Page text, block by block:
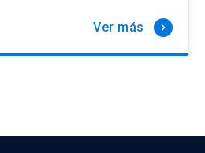
Ver más keyboard_arrow_right